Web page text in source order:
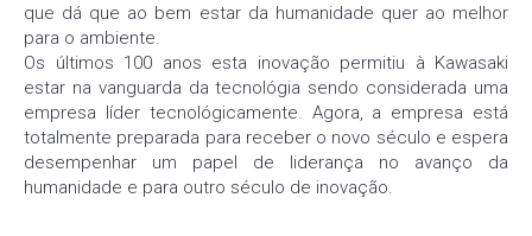
que dá que ao bem estar da humanidade quer ao melhor
para o ambiente.
Os últimos 100 anos esta inovação permitiu à Kawasaki
estar na vanguarda da tecnológia sendo considerada uma
empresa líder tecnológicamente. Agora, a empresa está
totalmente preparada para receber o novo século e espera
desempenhar um papel de liderança no avanço da
humanidade e para outro século de inovação.